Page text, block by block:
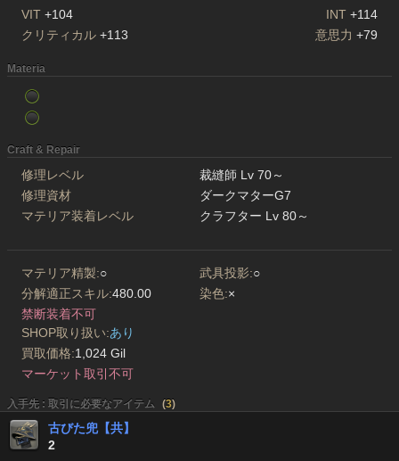
VIT +104 INT +114
クリティカル +113 意思力 +79
Materia
Craft & Repair
修理レベル
裁縫師 Lv 70～
修理資材
ダークマターG7
マテリア装着レベル
クラフター Lv 80～
マテリア精製:○ 武具投影:○
分解適正スキル:480.00 染色:×
禁断装着不可
SHOP取り扱い:あり
買取価格:1,024 Gil
マーケット取引不可
入手先 : 取引に必要なアイテム (3)
古びた兜【共】
2